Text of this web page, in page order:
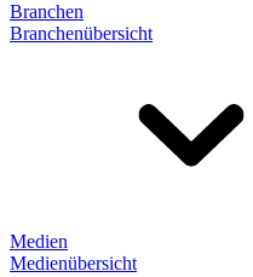
Branchen
Branchenübersicht
Medien
Medienübersicht